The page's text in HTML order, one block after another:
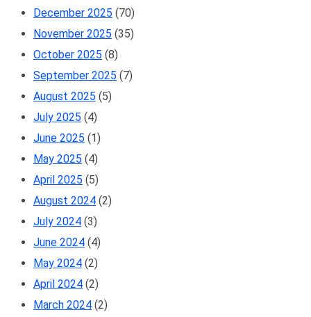
December 2025 (70)
November 2025 (35)
October 2025 (8)
September 2025 (7)
August 2025 (5)
July 2025 (4)
June 2025 (1)
May 2025 (4)
April 2025 (5)
August 2024 (2)
July 2024 (3)
June 2024 (4)
May 2024 (2)
April 2024 (2)
March 2024 (2)